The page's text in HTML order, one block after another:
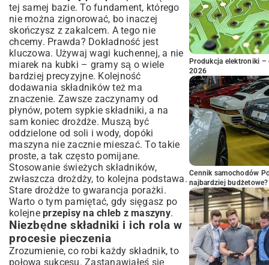
tej samej bazie. To fundament, którego
nie można zignorować, bo inaczej
skończysz z zakalcem. A tego nie
chcemy. Prawda? Dokładność jest
kluczowa. Używaj wagi kuchennej, a nie
miarek na kubki – gramy są o wiele
bardziej precyzyjne. Kolejność
dodawania składników też ma
znaczenie. Zawsze zaczynamy od
płynów, potem sypkie składniki, a na
sam koniec drożdże. Muszą być
oddzielone od soli i wody, dopóki
maszyna nie zacznie mieszać. To takie
proste, a tak często pomijane.
Stosowanie świeżych składników,
zwłaszcza drożdży, to kolejna podstawa.
Stare drożdże to gwarancja porażki.
Warto o tym pamiętać, gdy sięgasz po
kolejne przepisy na chleb z maszyny.
Niezbędne składniki i ich rola w
procesie pieczenia
Zrozumienie, co robi każdy składnik, to
połowa sukcesu. Zastanawiałeś się
Produkcja elektroniki –
2026
Cennik samochodów
najbardziej budżetowe?